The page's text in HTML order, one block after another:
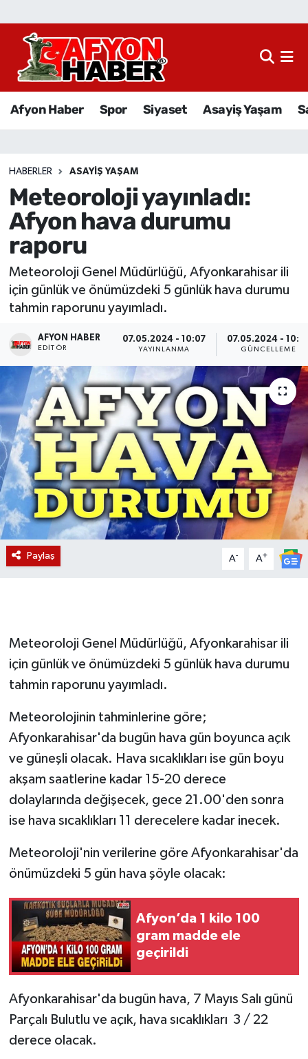
Afyon Haber Spor Siyaset Asayiş Yaşam
HABERLER ASAYIŞ YAŞAM
Meteoroloji yayınladı:
Afyon hava durumu
raporu
Meteoroloji Genel Müdürlüğü, Afyonkarahisar ili
için günlük ve önümüzdeki 5 günlük hava durumu
tahmin raporunu yayımladı.
AFYON HABER
EDITÖR
07.05.2024 - 10:07
YAYINLANMA
07.05.2024 -
GÜNCELLEME
Paylaş A- A+
Meteoroloji Genel Müdürlüğü, Afyonkarahisar ili
için günlük ve önümüzdeki 5 günlük hava durumu
tahmin raporunu yayımladı.
Meteorolojinin tahminlerine göre;
Afyonkarahisar'da bugün hava gün boyunca açık
ve güneşli olacak. Hava sıcaklıkları ise gün boyu
akşam saatlerine kadar 15-20 derece
dolaylarında değişecek, gece 21.00'den sonra
ise hava sıcaklıkları 11 derecelere kadar inecek.
Meteoroloji'nin verilerine göre Afyonkarahisar'da
önümüzdeki 5 gün hava şöyle olacak:
Afyon’da 1 kilo 100
gram madde ele
geçirildi
Afyonkarahisar'da bugün hava, 7 Mayıs Salı günü
Parçalı Bulutlu ve açık, hava sıcaklıkları 3 / 22
derece olacak.
Afyon Haber
Sağlık
Eğitim
Ekonomi
Magazin
Etkinlikler